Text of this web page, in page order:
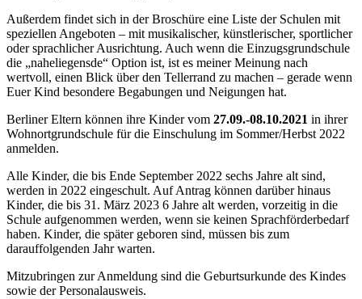
Außerdem findet sich in der Broschüre eine Liste der Schulen mit
speziellen Angeboten – mit musikalischer, künstlerischer, sportlicher
oder sprachlicher Ausrichtung. Auch wenn die Einzugsgrundschule
die „naheliegensde“ Option ist, ist es meiner Meinung nach
wertvoll, einen Blick über den Tellerrand zu machen – gerade wenn
Euer Kind besondere Begabungen und Neigungen hat.
Berliner Eltern können ihre Kinder vom 27.09.-08.10.2021 in ihrer
Wohnortgrundschule für die Einschulung im Sommer/Herbst 2022
anmelden.
Alle Kinder, die bis Ende September 2022 sechs Jahre alt sind,
werden in 2022 ein­geschult. Auf Antrag können darüber hinaus
Kinder, die bis 31. März 2023 6 Jahre alt werden, vorzeitig in die
Schule aufgenommen werden, wenn sie keinen Sprachförderbedarf
haben. Kinder, die später geboren sind, müssen bis zum
darauffolgenden Jahr warten.
Mitzubringen zur Anmeldung sind die Geburtsurkunde des Kindes
sowie der Personalausweis.